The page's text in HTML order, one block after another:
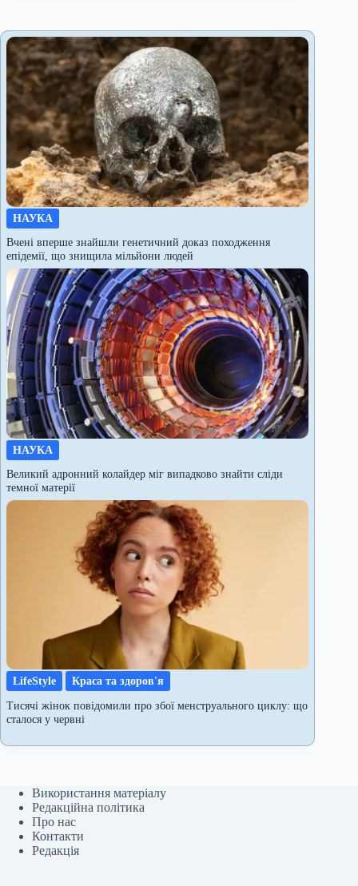
НАУКА
Вчені вперше знайшли генетичний доказ походження
епідемії, що знищила мільйони людей
НАУКА
Великий адронний колайдер міг випадково знайти сліди
темної матерії
LifeStyle
Краса та здоров'я
Тисячі жінок повідомили про збої менструального циклу: що
сталося у червні
Використання матеріалу
Редакційна політика
Про нас
Контакти
Редакція